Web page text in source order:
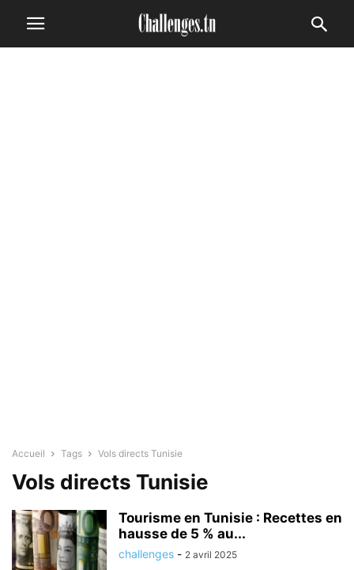
Accueil Tags Vols directs Tunisie
Vols directs Tunisie
Tourisme en Tunisie : Recettes en
hausse de 5 % au...
challenges - 2 avril 2025